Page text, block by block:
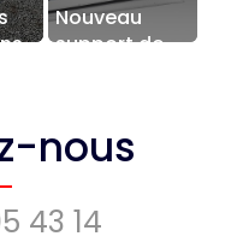
Nouveau
support de
nous
43 14